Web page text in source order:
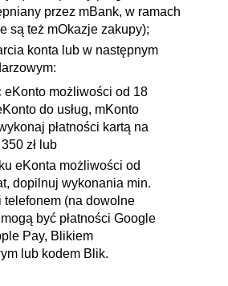
przez mBank, w ramach
są też mOkazje zakupy);
konta lub w następnym
eKonto możliwości od 18
do usług, mKonto
płatności kartą na
zł lub
eKonta możliwości od
dopilnuj wykonania min.
telefonem (na dowolne
być płatności Google
Pay, Blikiem
lub kodem Blik.